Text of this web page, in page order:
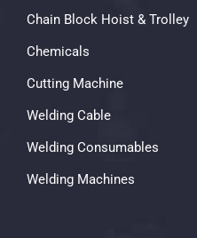
Chain Block Hoist & Trolley
Chemicals
Cutting Machine
Welding Cable
Welding Consumables
Welding Machines